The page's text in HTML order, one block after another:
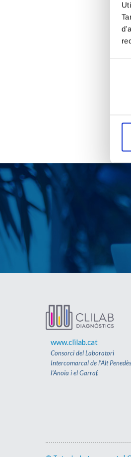
www.clilab.cat
Consorci del Laboratori
Intercomarcal de l'Alt
l'Anoia i el Garraf.